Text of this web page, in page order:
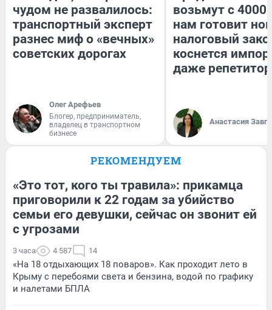
чудом не развалилось:
транспортный эксперт
разнес миф о «вечных»
советских дорогах
Олег Арефьев
Блогер, предприниматель,
владелец в транспортном
бизнесе
возьмут с
нам готовит
налоговый
коснется
даже
Анастасия
РЕКОМЕНДУЕМ
«Это тот, кого ты травила»: прикамца
приговорили к 22 годам за убийство
семьи его девушки, сейчас он звонит ей
с угрозами
3 часа 4 587 14
«На 18 отдыхающих 18 поваров». Как проходит лето в
Крыму с перебоями света и бензина, водой по графику
и налетами БПЛА